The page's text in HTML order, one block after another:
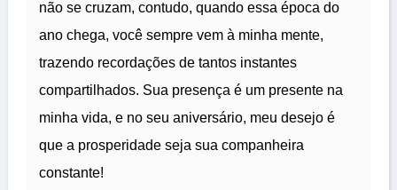
não se cruzam, contudo, quando essa época do
ano chega, você sempre vem à minha mente,
trazendo recordações de tantos instantes
compartilhados. Sua presença é um presente na
minha vida, e no seu aniversário, meu desejo é
que a prosperidade seja sua companheira
constante!